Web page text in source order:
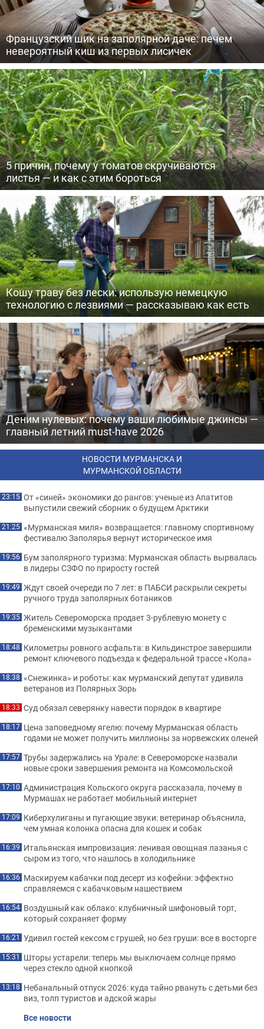
Французский шик на заполярной даче: печем
невероятный киш из первых лисичек
5 причин, почему у томатов скручиваются
листья — и как с этим бороться
Кошу траву без лески: использую немецкую
технологию с лезвиями — рассказываю как есть
Деним нулевых: почему ваши любимые джинсы —
главный летний must-have 2026
НОВОСТИ МУРМАНСКА И
МУРМАНСКОЙ ОБЛАСТИ
23:15 От «синей» экономики до рангов: ученые из Апатитов
выпустили свежий сборник о будущем Арктики
21:25 «Мурманская миля» возвращается: главному спортивному
фестивалю Заполярья вернут историческое имя
19:56 Бум заполярного туризма: Мурманская область вырвалась
в лидеры СЗФО по приросту гостей
19:49 Ждут своей очереди по 7 лет: в ПАБСИ раскрыли секреты
ручного труда заполярных ботаников
19:35 Житель Североморска продает 3-рублевую монету с
бременскими музыкантами
18:48 Километры ровного асфальта: в Кильдинстрое завершили
ремонт ключевого подъезда к федеральной трассе «Кола»
18:38 «Снежинка» и роботы: как мурманский депутат удивила
ветеранов из Полярных Зорь
18:33 Суд обязал северянку навести порядок в квартире
18:17 Цена заповедному ягелю: почему Мурманская область
годами не может получить миллионы за норвежских оленей
17:57 Трубы задержались на Урале: в Североморске назвали
новые сроки завершения ремонта на Комсомольской
17:10 Администрация Кольского округа рассказала, почему в
Мурмашах не работает мобильный интернет
17:09 Киберхулиганы и пугающие звуки: ветеринар объяснила,
чем умная колонка опасна для кошек и собак
16:39 Итальянская импровизация: ленивая овощная лазанья с
сыром из того, что нашлось в холодильнике
16:36 Маскируем кабачки под десерт из кофейни: эффектно
справляемся с кабачковым нашествием
16:54 Воздушный как облако: клубничный шифоновый торт,
который сохраняет форму
16:21 Удивил гостей кексом с грушей, но без груши: все в восторге
15:31 Шторы устарели: теперь мы выключаем солнце прямо
через стекло одной кнопкой
13:18 Небанальный отпуск 2026: куда тайно рвануть с детьми без
виз, толп туристов и адской жары
Все новости